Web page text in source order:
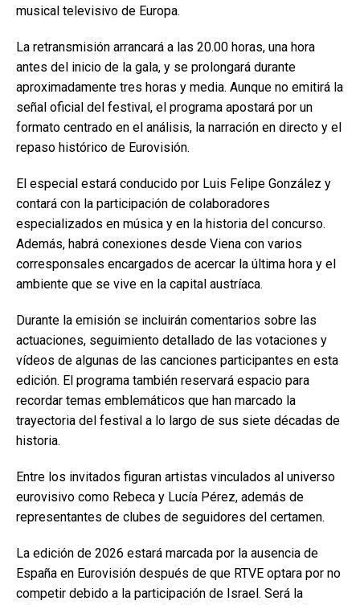
musical televisivo de Europa.
La retransmisión arrancará a las 20.00 horas, una hora
antes del inicio de la gala, y se prolongará durante
aproximadamente tres horas y media. Aunque no emitirá la
señal oficial del festival, el programa apostará por un
formato centrado en el análisis, la narración en directo y el
repaso histórico de Eurovisión.
El especial estará conducido por Luis Felipe González y
contará con la participación de colaboradores
especializados en música y en la historia del concurso.
Además, habrá conexiones desde Viena con varios
corresponsales encargados de acercar la última hora y el
ambiente que se vive en la capital austríaca.
Durante la emisión se incluirán comentarios sobre las
actuaciones, seguimiento detallado de las votaciones y
vídeos de algunas de las canciones participantes en esta
edición. El programa también reservará espacio para
recordar temas emblemáticos que han marcado la
trayectoria del festival a lo largo de sus siete décadas de
historia.
Entre los invitados figuran artistas vinculados al universo
eurovisivo como Rebeca y Lucía Pérez, además de
representantes de clubes de seguidores del certamen.
La edición de 2026 estará marcada por la ausencia de
España en Eurovisión después de que RTVE optara por no
competir debido a la participación de Israel. Será la